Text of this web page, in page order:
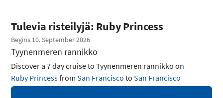
Tulevia risteilyjä: Ruby Princess
Begins 10. September 2026
Tyynenmeren rannikko
Discover a 7 day cruise to Tyynenmeren rannikko on
Ruby PrincessfromSan Francisco toSan Francisco